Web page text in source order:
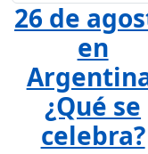
26 de
en
¿Qué se
celebra?